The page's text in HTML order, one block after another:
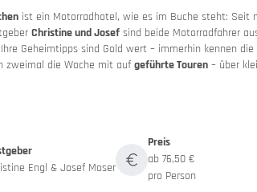
ItalienItalien
MoHo Podcast
ist ein Motorradhotel, wie es im Buche steht: Seit
Christine und Josef sind beide Motorradfahrer
Geheimtipps sind Gold wert – immerhin kennen
zweimal die Woche mit auf geführte Touren – über
Engl & Josef Moser
Preis
ab 76,50 €
pro Person